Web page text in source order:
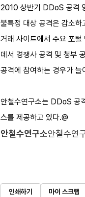
2010 상반기 DDoS 공격
불특정 대상 공격은 감소
거래 사이트에서 주요 포
데서 경쟁사 공격 및 청부
공격에 참여하는 경우가
안철수연구소는 DDoS 공
스를 제공하고 있다.@
안철수연구소안철수연
인쇄하기 마이 스크랩